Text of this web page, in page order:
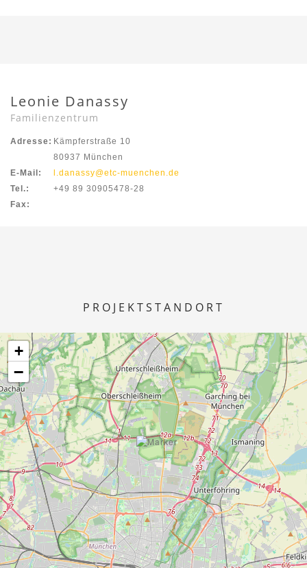
Leonie Danassy
Familienzentrum
Adresse: Kämpferstraße 10
80937 München
E-Mail:
l.danassy@etc-muenchen.de
Tel.:
+49 89 30905478-28
Fax:
PROJEKTSTANDORT
+
−